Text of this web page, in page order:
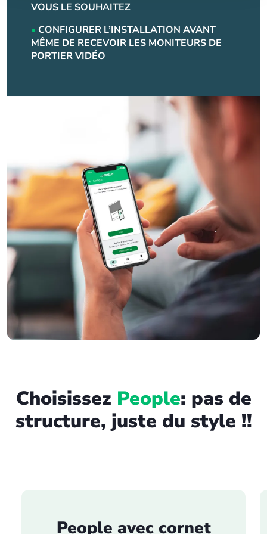
VOUS LE SOUHAITEZ
• CONFIGURER L’INSTALLATION AVANT
MÊME DE RECEVOIR LES MONITEURS DE
PORTIER VIDÉO
Choisissez People: pas de
structure, juste du style !!
People avec cornet